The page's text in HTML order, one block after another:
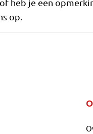
heb je een
op.